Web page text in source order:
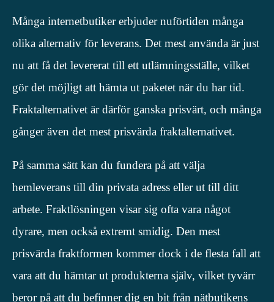
Många internetbutiker erbjuder nuförtiden många
olika alternativ för leverans. Det mest använda är just
nu att få det levererat till ett utlämningsställe, vilket
gör det möjligt att hämta ut paketet när du har tid.
Fraktalternativet är därför ganska prisvärt, och många
gånger även det mest prisvärda fraktalternativet.
På samma sätt kan du fundera på att välja
hemleverans till din privata adress eller ut till ditt
arbete. Fraktlösningen visar sig ofta vara något
dyrare, men också extremt smidig. Den mest
prisvärda fraktformen kommer dock i de flesta fall att
vara att du hämtar ut produkterna själv, vilket tyvärr
beror på att du befinner dig en bit från nätbutikens